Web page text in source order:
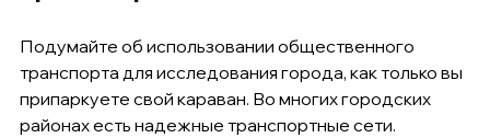
Подумайте об использовании общественного
транспорта для исследования города, как только вы
припаркуете свой караван. Во многих городских
районах есть надежные транспортные сети.